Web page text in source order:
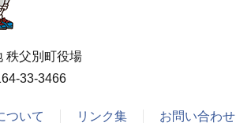
秩父別町役場
33-3466
ついて リンク集 お問い合わせ